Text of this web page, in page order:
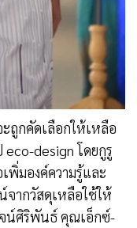
ถูกคัดเลือกให้เหลือ
eco-design โดยกูรู
พิ่มองค์ความรู้และ
ากวัสดุเหลือใช้ให้
จน์ศิริพันธ์ คุณเอ็กซ์-